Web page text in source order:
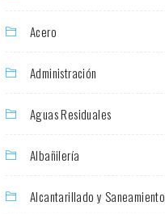
Acero
Administración
Aguas Residuales
Albañilería
Alcantarillado y Saneamiento